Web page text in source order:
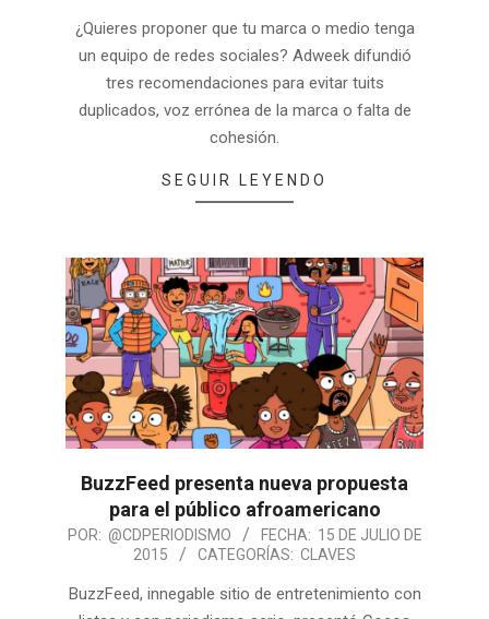
¿Quieres proponer que tu marca o medio tenga
un equipo de redes sociales? Adweek difundió
tres recomendaciones para evitar tuits
duplicados, voz errónea de la marca o falta de
cohesión.
SEGUIR LEYENDO
BuzzFeed presenta nueva propuesta
para el público afroamericano
POR: @CDPERIODISMO FECHA: 15 DE JULIO DE
2015
CATEGORÍAS: CLAVES
BuzzFeed, innegable sitio de entretenimiento con